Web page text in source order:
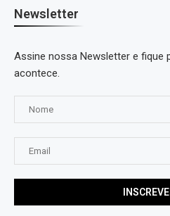
Newsletter
Assine nossa Newsletter e fique
acontece.